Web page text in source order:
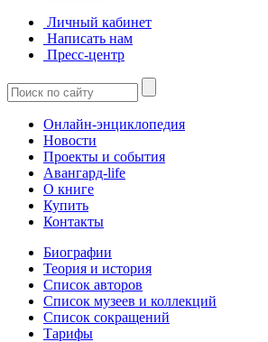
Личный кабинет
Написать нам
Пресс-центр
Онлайн-энциклопедия
Новости
Проекты и события
Авангард-life
О книге
Купить
Контакты
Биографии
Теория и история
Список авторов
Список музеев и коллекций
Список сокращений
Тарифы